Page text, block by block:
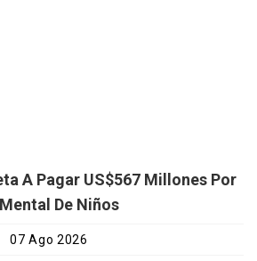
A Pagar US$567 Millones Por
De Niños
07 Ago 2026